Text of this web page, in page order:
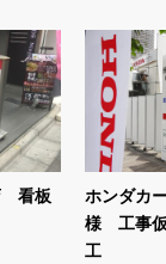
看板
ホンダカ
様 工事仮
工